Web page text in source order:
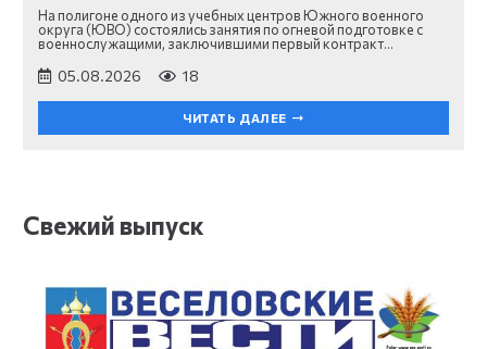
На полигоне одного из учебных центров Южного военного
округа (ЮВО) состоялись занятия по огневой подготовке с
военнослужащими, заключившими первый контракт…
05.08.2026 18
ЧИТАТЬ ДАЛЕЕ
Свежий выпуск